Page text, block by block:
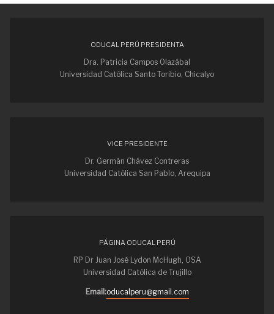
ODUCAL PERÚ PRESIDENTA
Dra. Patricia Campos Olazábal
Universidad Católica Santo Toribio, Chicalyo
VICE PRESIDENTE
Dr. Germán Chávez Contreras
Universidad Católica San Pablo, Arequipa
PÁGINA ODUCAL PERÚ
RP Dr Juan José Lydon McHugh, OSA
Universidad Católica de Trujillo
Email:oducalperu@gmail.com